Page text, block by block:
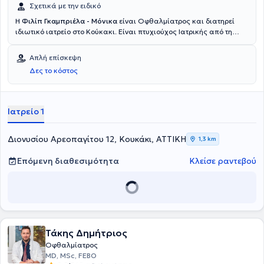
Σχετικά με την ειδικό
Η Φιλίπ Γκαμπριέλα - Μόνικα είναι Οφθαλμίατρος και διατηρεί
ιδιωτικό ιατρείο στο Κούκακι. Είναι πτυχιούχος Ιατρικής από τη
Φαρμακευτικής Carol Davila στο Βουκουρέστι. Επίσης, έχει
εργαστεί ως Χειρουργός Οφθαλμίατρος στο Οφθαλμιατρείο
Αθηνών. Είναι εξειδικευμένη στο Laser μυωπίας, στη Χειρουργική
καταρράκτη και στην Ωχρά κηλίδα. Στο ιδιωτικό της ιατρείο
εκάστοτε ασθενούς.
Απλή επίσκεψη
Δες το κόστος
Ιατρείο 1
Διονυσίου Αρεοπαγίτου 12, Κουκάκι, ΑΤΤΙΚΗ 1,3 km
Επόμενη διαθεσιμότητα Κλείσε ραντεβού
Τάκης Δημήτριος
Οφθαλμίατρος
MD, MSc, FEBO